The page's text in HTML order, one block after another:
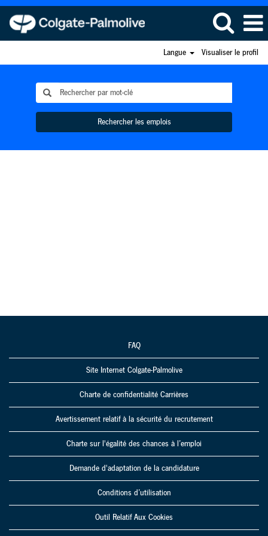
Langue Visualiser le profil
Rechercher les emplois
FAQ
Site Internet Colgate-Palmolive
Charte de confidentialité Carrières
Avertissement relatif à la sécurité du recrutement
Charte sur l'égalité des chances à l’emploi
Demande d'adaptation de la candidature
Conditions d’utilisation
Outil Relatif Aux Cookies